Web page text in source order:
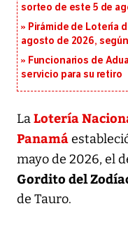
sorteo de este 5 de
Pirámide de Lotería
agosto de 2026,
Funcionarios de
servicio para su retiro
LaLotería
Panamá
mayo de 2026, el
Gordito del
de Tauro.